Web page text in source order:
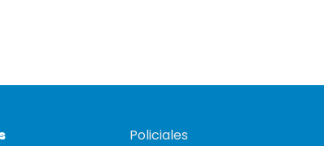
Policiales